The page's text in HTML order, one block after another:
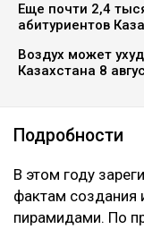
Еще почти 2,4
абитуриентов
Воздух может
Казахстана 8
Подробности
В этом году
фактам создания
пирамидами. По